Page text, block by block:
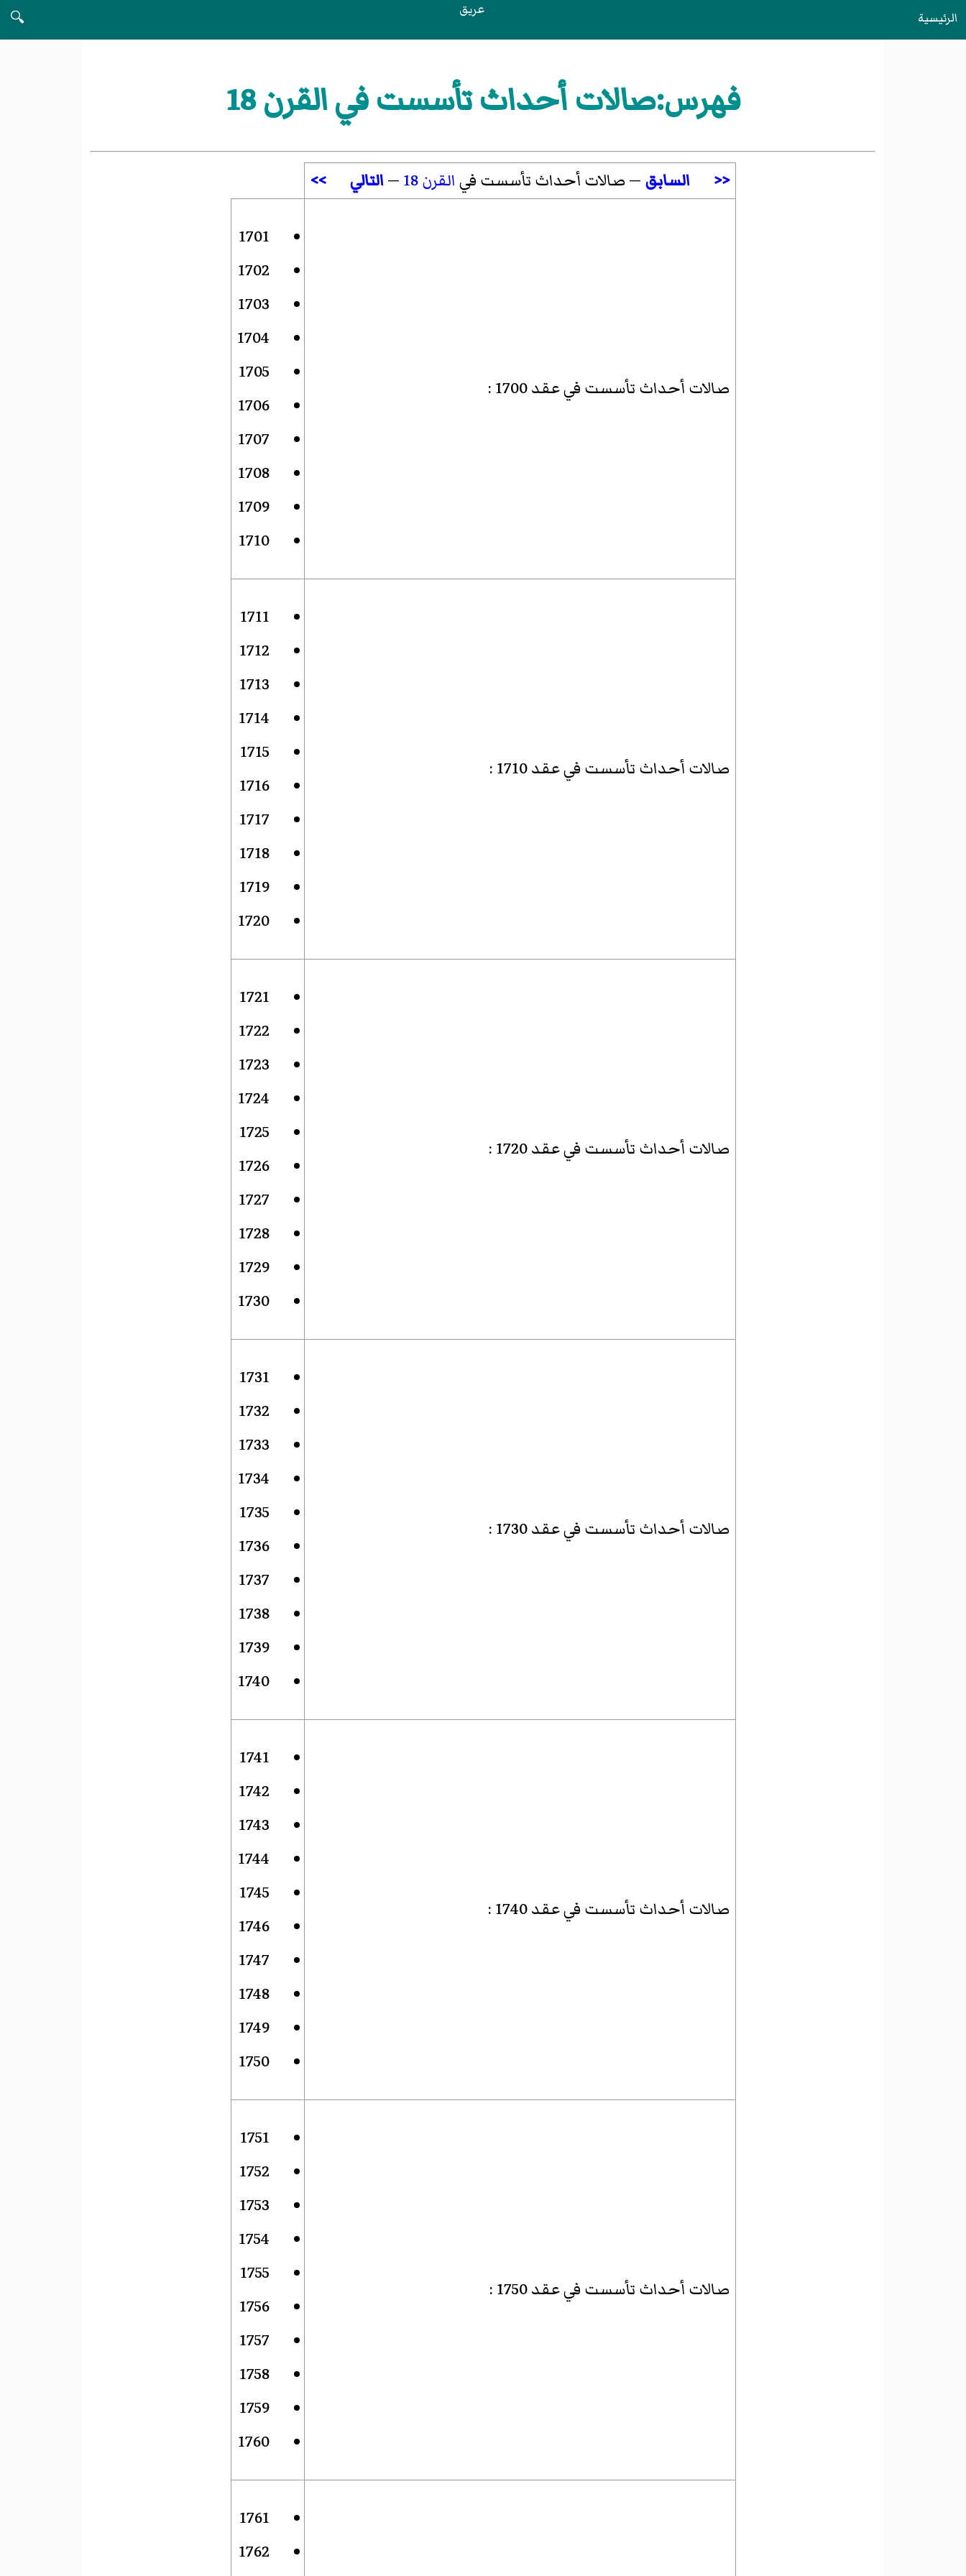
الرئيسية عريق
🔍
فهرس:صالات أحداث تأسست في القرن 18
<< السابق — صالات أحداث تأسست في القرن 18 — التالي >>
صالات أحداث تأسست في عقد 1700 :
1701
1702
1703
1704
1705
1706
1707
1708
1709
1710
صالات أحداث تأسست في عقد 1710 :
1711
1712
1713
1714
1715
1716
1717
1718
1719
1720
صالات أحداث تأسست في عقد 1720 :
1721
1722
1723
1724
1725
1726
1727
1728
1729
1730
صالات أحداث تأسست في عقد 1730 :
1731
1732
1733
1734
1735
1736
1737
1738
1739
1740
صالات أحداث تأسست في عقد 1740 :
1741
1742
1743
1744
1745
1746
1747
1748
1749
1750
صالات أحداث تأسست في عقد 1750 :
1751
1752
1753
1754
1755
1756
1757
1758
1759
1760
1761
1762